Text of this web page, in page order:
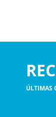
ÚLTIMAS